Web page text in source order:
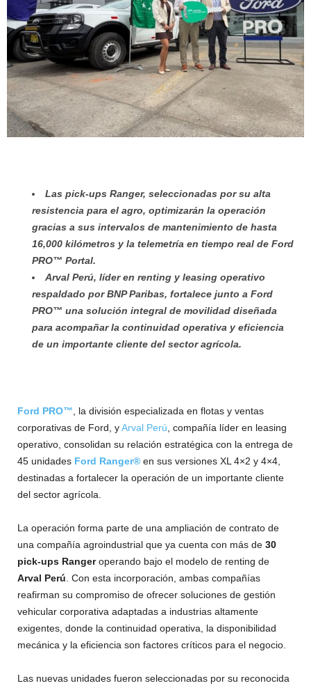
Las pick-ups Ranger, seleccionadas por su alta
resistencia para el agro, optimizarán la operación
gracias a sus intervalos de mantenimiento de hasta
16,000 kilómetros y la telemetría en tiempo real de Ford
PRO™ Portal.
Arval Perú, líder en renting y leasing operativo
respaldado por BNP Paribas, fortalece junto a Ford
PRO™ una solución integral de movilidad diseñada
para acompañar la continuidad operativa y eficiencia
de un importante cliente del sector agrícola.
Ford PRO™ , la división especializada en flotas y ventas
corporativas de Ford, yArval Perú , compañía líder en leasing
operativo, consolidan su relación estratégica con la entrega de
45 unidades Ford Ranger® en sus versiones XL 4×2 y 4×4,
destinadas a fortalecer la operación de un importante cliente
del sector agrícola.
La operación forma parte de una ampliación de contrato de
una compañía agroindustrial que ya cuenta con más de 30
pick-ups Rangeroperando bajo el modelo de renting de
Arval Perú . Con esta incorporación, ambas compañías
reafirman su compromiso de ofrecer soluciones de gestión
vehicular corporativa adaptadas a industrias altamente
exigentes, donde la continuidad operativa, la disponibilidad
mecánica y la eficiencia son factores críticos para el negocio.
Las nuevas unidades fueron seleccionadas por su reconocida